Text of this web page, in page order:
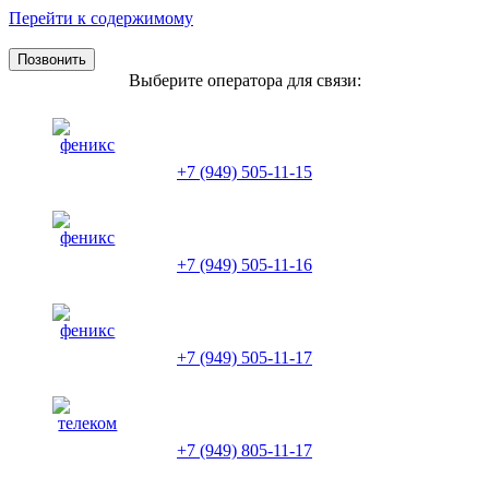
Перейти к содержимому
Позвонить
Выберите оператора для связи:
+7 (949) 505-11-15
+7 (949) 505-11-16
+7 (949) 505-11-17
+7 (949) 805-11-17